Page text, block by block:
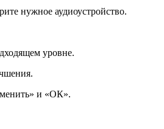
нужное аудиоустройство.
уровне.
и «ОК».